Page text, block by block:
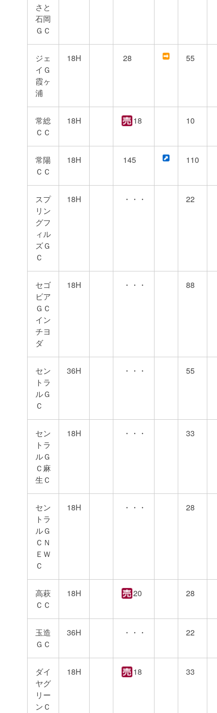
さと
石岡
ＧＣ
ジェ
イＧ
霞ヶ
浦
18H 28 55
常総
ＣＣ
18H 18 10
常陽
ＣＣ
18H 145 110
スプ
リン
グフ
ィル
ズＧ
Ｃ
18H ・・・ 22
セゴ
ビア
ＧＣ
イン
チヨ
ダ
18H ・・・ 88
セン
トラ
ルＧ
Ｃ
36H ・・・ 55
セン
トラ
ルＧ
Ｃ麻
生Ｃ
18H ・・・ 33
セン
トラ
ルＧ
ＣＮ
ＥＷ
Ｃ
18H ・・・ 28
高萩
ＣＣ
18H 20 28
玉造
ＧＣ
36H ・・・ 22
ダイ
ヤグ
リー
ンＣ
18H 18 33